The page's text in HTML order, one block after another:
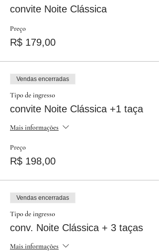
convite Noite Clássica
Preço
R$ 179,00
Vendas encerradas
Tipo de ingresso
convite Noite Clássica +1 taça
Mais informações
Preço
R$ 198,00
Vendas encerradas
Tipo de ingresso
conv. Noite Clássica + 3 taças
Mais informações